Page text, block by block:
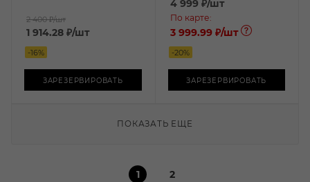
2 400 ₽/шт
1 914.28 ₽/шт
-16%
ЗАРЕЗЕРВИРОВАТЬ
4 999₽/шт
По карте:
3 999.99 ₽/шт
-20%
ЗАРЕЗЕРВИРОВАТЬ
ПОКАЗАТЬ ЕЩЕ
1 2